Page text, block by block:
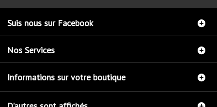
Suis nous sur Facebook
Nos Services
Informations sur votre boutique